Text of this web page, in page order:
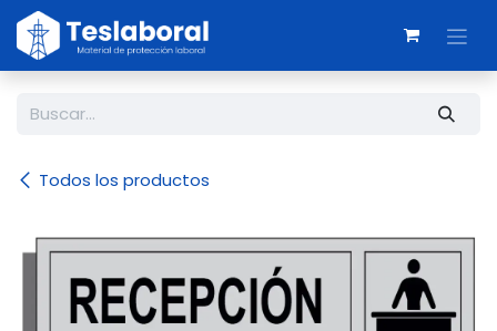
Ir al contenido
Todos los productos